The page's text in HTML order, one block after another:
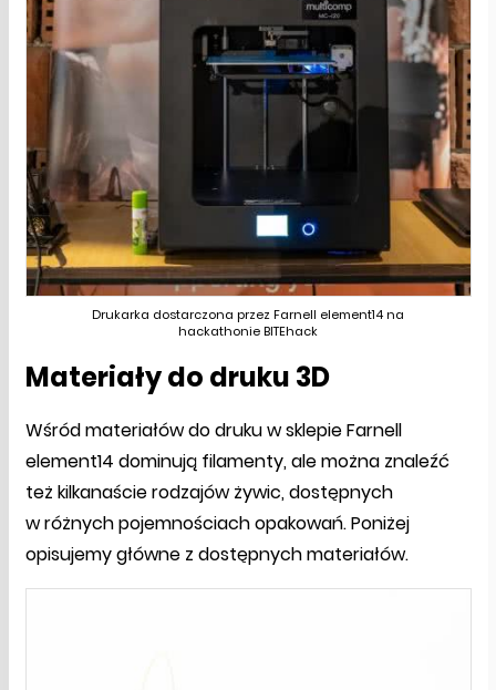
Drukarka dostarczona przez Farnell element14 na
hackathonie BITEhack
Materiały do druku 3D
Wśród materiałów do druku w sklepie Farnell
element14 dominują filamenty, ale można znaleźć
też kilkanaście rodzajów żywic, dostępnych
w różnych pojemnościach opakowań. Poniżej
opisujemy główne z dostępnych materiałów.